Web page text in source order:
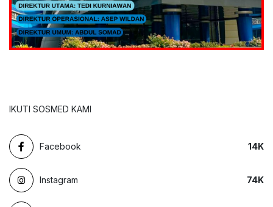
IKUTI SOSMED KAMI
Facebook 14K
Instagram 74K